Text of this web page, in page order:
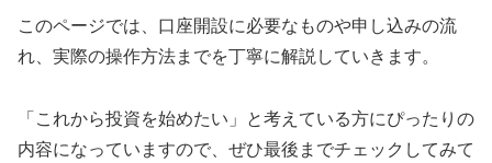
このページでは、口座開設に必要なものや申し込みの流
れ、実際の操作方法までを丁寧に解説していきます。
「これから投資を始めたい」と考えている方にぴったりの
内容になっていますので、ぜひ最後までチェックしてみて